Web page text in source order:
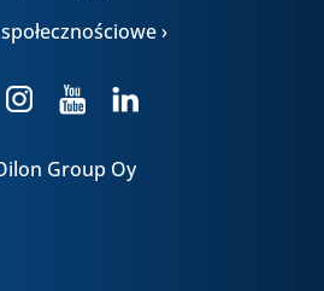
›
Group Oy